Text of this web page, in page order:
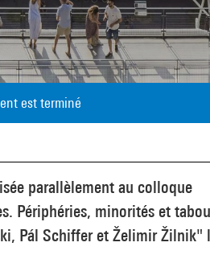
est terminé
parallèlement au colloque
Périphéries, minorités et
Pál Schiffer et Želimir Žilnik"